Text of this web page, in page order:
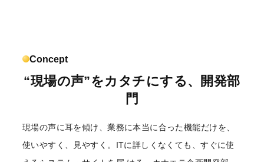
Concept
“現場の声”をカタチにする、開発部
門
現場の声に耳を傾け、業務に本当に合った機能だけを、
使いやすく、見やすく。ITに詳しくなくても、すぐに使